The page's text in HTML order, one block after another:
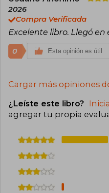
2026
Compra Verificada
Excelente libro. Llegó en
0 Esta opinión es útil
Cargar más opiniones
¿Leíste este libro?
agregar tu propia